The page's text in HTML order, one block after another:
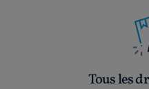
Tous les